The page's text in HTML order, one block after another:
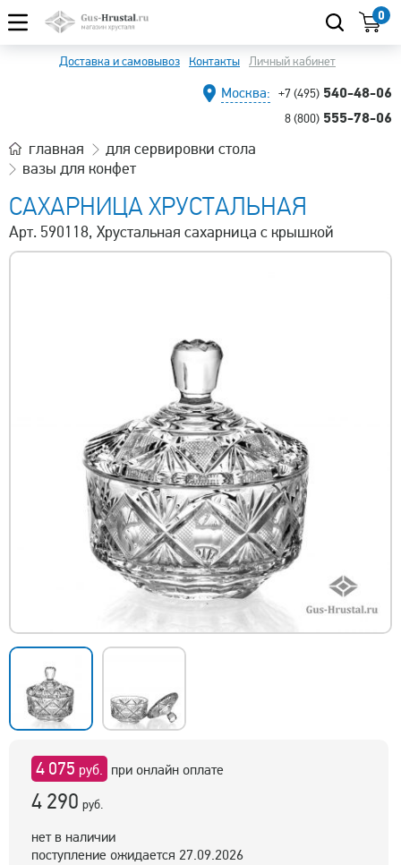
0
Доставка и самовывоз Контакты Личный кабинет
Москва: +7 (495) 540-48-06
8 (800) 555-78-06
главная
для сервировки стола
вазы для конфет
САХАРНИЦА ХРУСТАЛЬНАЯ
Арт. 590118, Хрустальная сахарница с крышкой
4 075 руб. при онлайн оплате
4 290 руб.
нет в наличии
поступление ожидается 27.09.2026